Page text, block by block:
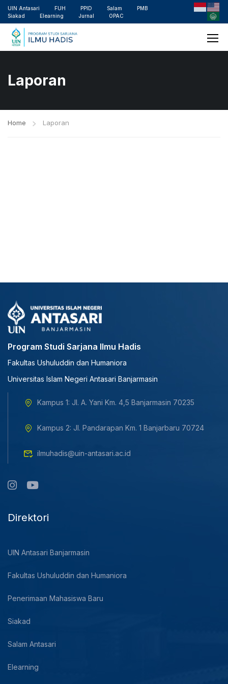
UIN Antasari FUH PPID Salam
PMB
Siakad
Elearning Jurnal OPAC
Laporan
Home Laporan
Program Studi Sarjana Ilmu Hadis
Fakultas Ushuluddin dan Humaniora
Universitas Islam Negeri Antasari Banjarmasin
Kampus 1: Jl. A. Yani Km. 4,5 Banjarmasin 70235
Kampus 2: Jl. Pandarapan Km. 1 Banjarbaru 70724
ilmuhadis@uin-antasari.ac.id
Direktori
UIN Antasari Banjarmasin
Fakultas Ushuluddin dan Humaniora
Penerimaan Mahasiswa Baru
Siakad
Salam Antasari
Elearning